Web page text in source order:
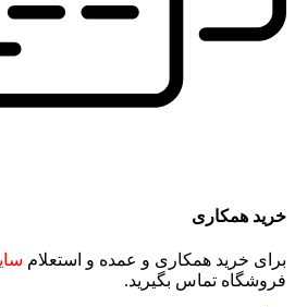
خرید همکاری
برای خرید همکاری و عمده و استعلام
فروشگاه تماس بگیرید.